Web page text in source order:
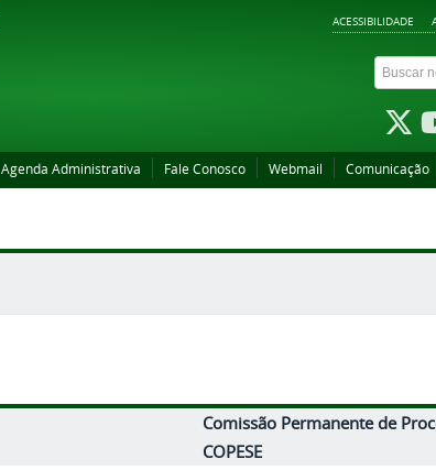
ACESSIBILIDADE
Agenda Administrativa Fale Conosco Webmail Comunicação
Comissão Permanente de
COPESE